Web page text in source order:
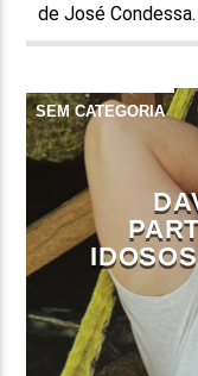
de José
SEM CATEGORIA